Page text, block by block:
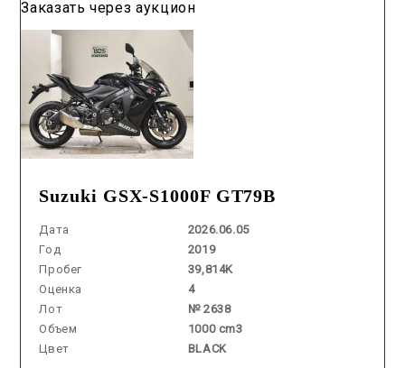
Suzuki GSX-S1000F GT79B
Дата
2026.06.05
Год
2019
Пробег
39,814K
Оценка
4
Лот
№ 2638
Объем
1000 cm3
Цвет
BLACK
Заказать через аукцион